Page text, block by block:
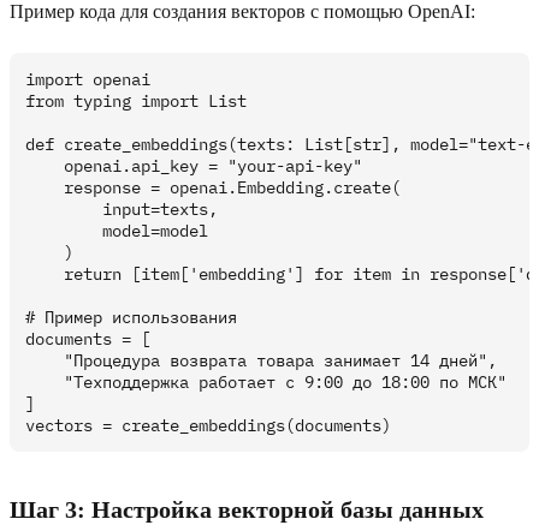
Пример кода для создания векторов с помощью OpenAI:
import openai
from typing import List
def create_embeddings(texts: List[str], model="text-
    openai.api_key = "your-api-key"
    response = openai.Embedding.create(
        input=texts,
        model=model
    )
return [item['embedding'] for item in
# Пример использования
documents = [
    "Процедура возврата товара занимает 14 дней",
    "Техподдержка работает с 9:00 до 18:00 по МСК"
]
Шаг 3: Настройка векторной базы данных